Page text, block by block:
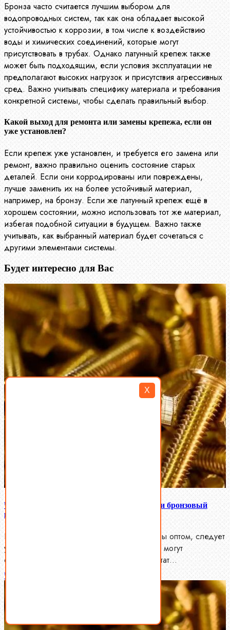
Бронза часто считается лучшим выбором для
водопроводных систем, так как она обладает высокой
устойчивостью к коррозии, в том числе к воздействию
воды и химических соединений, которые могут
присутствовать в трубах. Однако латунный крепеж также
может быть подходящим, если условия эксплуатации не
предполагают высоких нагрузок и присутствия агрессивных
сред. Важно учитывать специфику материала и требования
конкретной системы, чтобы сделать правильный выбор.
Какой выход для ремонта или замены крепежа, если он
уже установлен?
Если крепеж уже установлен, и требуется его замена или
ремонт, важно правильно оценить состояние старых
деталей. Если они корродированы или повреждены,
лучше заменить их на более устойчивый материал,
например, на бронзу. Если же латунный крепеж ещё в
хорошем состоянии, можно использовать тот же материал,
избегая подобной ситуации в будущем. Важно также
учитывать, как выбранный материал будет сочетаться с
другими элементами системы.
Будет интересно для Вас
Что важно знать, заказывая латунный или бронзовый
крепеж оптом
При выборе крепежа из латуни или бронзы оптом, следует
учитывать ряд ключевых факторов, которые могут
существенно повлиять на конечный результат…
Читать
X